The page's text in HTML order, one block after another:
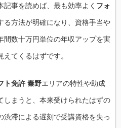
事を読めば、最も効率よく フォ
る方法が明確になり、資格手当や
間数十万円単位の年収アップを実
てくるはずです。
ト免許 秦野エリアの特性や助成
しまうと、本来受けられたはずの
滞による遅刻で受講資格を失っ